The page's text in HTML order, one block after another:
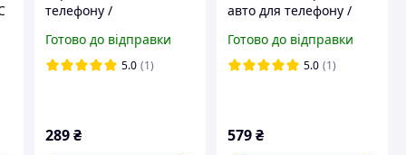
телефону /
зарядний пристрій
Готово до відправки
5.0 (1)
289 ₴
авто для телефону /
зарядний пристрій
Готово до відправки
5.0 (1)
579₴